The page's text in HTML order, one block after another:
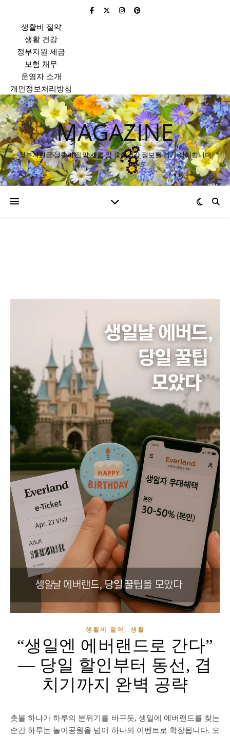
생활비 절약
생활 건강
정부지원 세금
보험 채무
운영자 소개
개인정보처리방침
MAGAZINE
정부지원금·생활비 절약·세금 및 생활건강 정보를 쉽게 정리합니다
생활비 절약, 생활
“생일엔 에버랜드로 간다”
— 당일 할인부터 동선, 겹
치기까지 완벽 공략
촛불 하나가 하루의 분위기를 바꾸듯, 생일에 에버랜드를 찾는
순간 하루는 놀이공원을 넘어 하나의 이벤트로 확장됩니다. 오